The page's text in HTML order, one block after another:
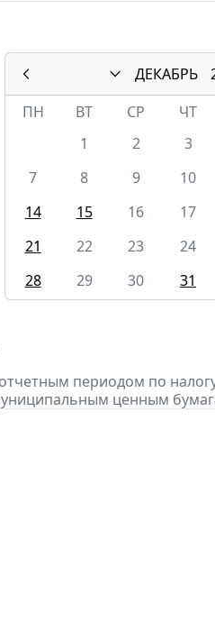
ДЕКАБРЬ
ПН
ВТ СР ЧТ
1
2 3
7
8 9 10
14
15 16 17
21
22 23 24
28
29 30 31
периодом по
ценным